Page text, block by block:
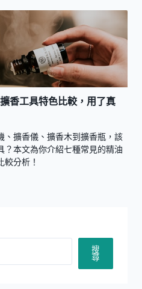
香工具特色比較，用了真
、擴香儀、擴香木到擴香瓶，該
？本文為你介紹七種常見的精油
分析！
搜
尋